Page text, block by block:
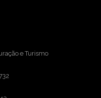
e Turismo